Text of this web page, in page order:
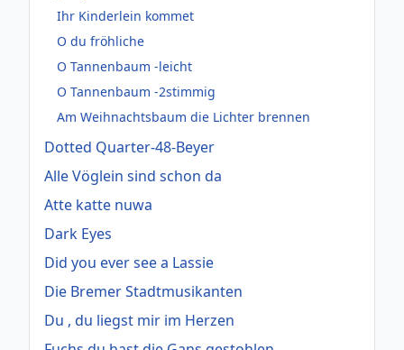
Ihr Kinderlein kommet
O du fröhliche
O Tannenbaum -leicht
O Tannenbaum -2stimmig
Am Weihnachtsbaum die Lichter brennen
Dotted Quarter-48-Beyer
Alle Vöglein sind schon da
Atte katte nuwa
Dark Eyes
Did you ever see a Lassie
Die Bremer Stadtmusikanten
Du , du liegst mir im Herzen